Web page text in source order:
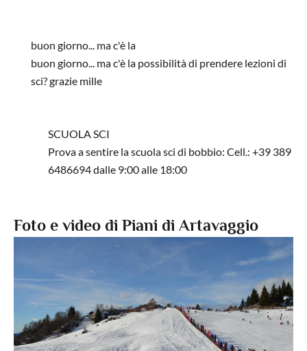
buon giorno... ma c'è la
buon giorno... ma c'è la possibilità di prendere lezioni di
sci? grazie mille
SCUOLA SCI
Prova a sentire la scuola sci di bobbio: Cell.: +39 389
6486694 dalle 9:00 alle 18:00
Foto e video di Piani di Artavaggio